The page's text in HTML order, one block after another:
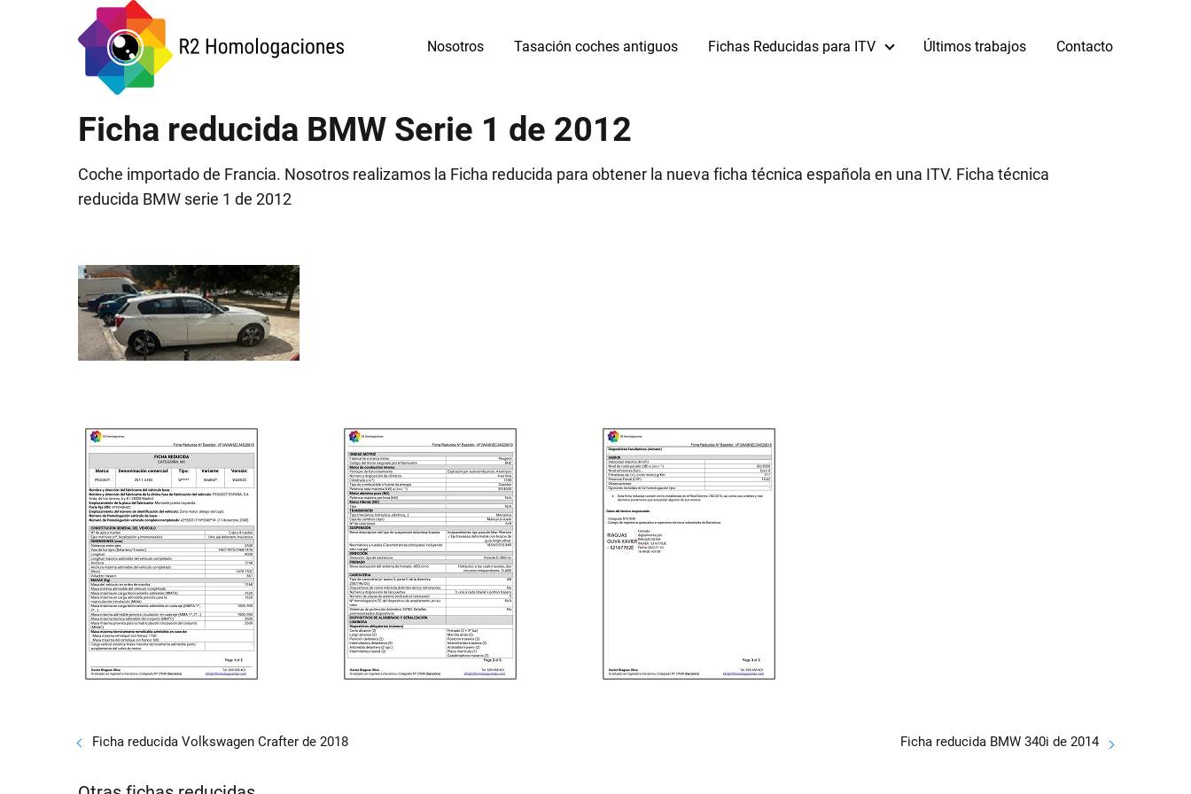
Nosotros Tasación coches antiguos Fichas Reducidas para ITV Últimos trabajos Contacto
Ficha reducida BMW Serie 1 de 2012
Coche importado de Francia. Nosotros realizamos la Ficha reducida para obtener la nueva ficha técnica española en una ITV. Ficha técnica
reducida BMW serie 1 de 2012
Ficha reducida Volkswagen Crafter de 2018 Ficha reducida BMW 340i de 2014